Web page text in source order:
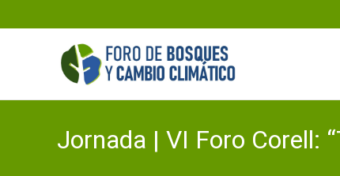
Jornada | VI Foro Corell: